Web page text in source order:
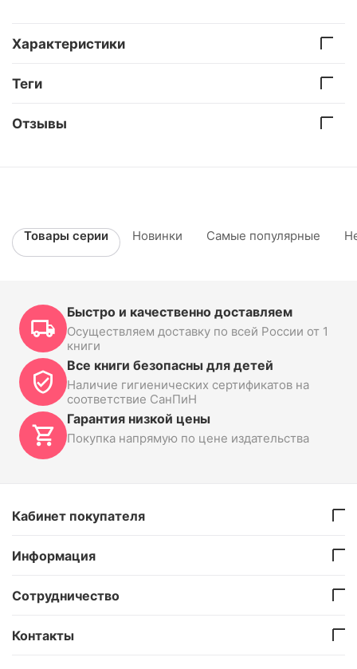
Характеристики
Теги
Отзывы
Товары серии Новинки Самые популярные
Быстро и качественно доставляем
Осуществляем доставку по всей России от 1
книги
Все книги безопасны для детей
Наличие гигиенических сертификатов на
соответствие СанПиН
Гарантия низкой цены
Покупка напрямую по цене издательства
Кабинет покупателя
Информация
Сотрудничество
Контакты